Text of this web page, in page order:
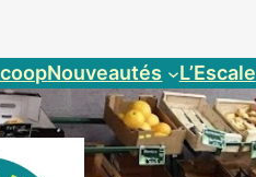
Nouveautés L’Escale